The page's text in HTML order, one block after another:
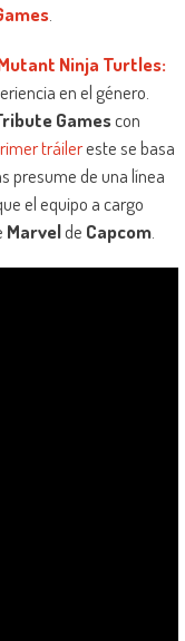
.
Ninja Turtles:
en el género.
Gamescon
tráilereste se basa
presume de una línea
el equipo a cargo
Marvelde Capcom.